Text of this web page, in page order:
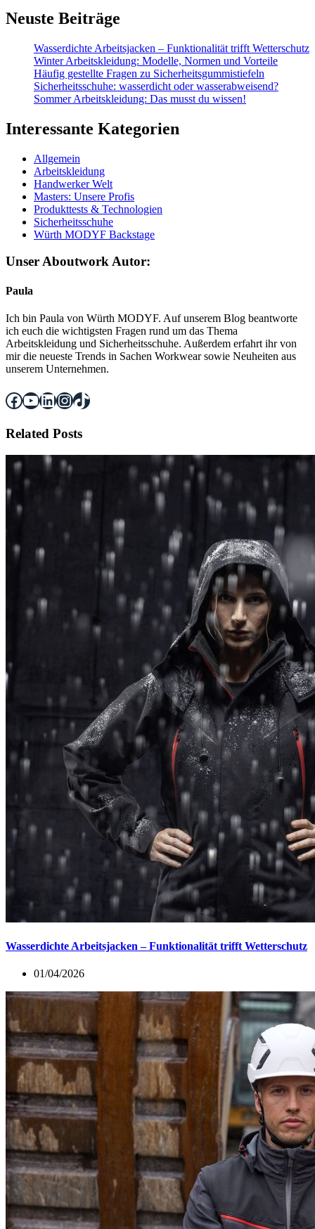
Neuste Beiträge
Wasserdichte Arbeitsjacken – Funktionalität trifft Wetterschutz
Winter Arbeitskleidung: Modelle, Normen und Vorteile
Häufig gestellte Fragen zu Sicherheitsgummistiefeln
Sicherheitsschuhe: wasserdicht oder wasserabweisend?
Sommer Arbeitskleidung: Das musst du wissen!
Interessante Kategorien
Allgemein
Arbeitskleidung
Handwerker Welt
Masters: Unsere Profis
Produkttests & Technologien
Sicherheitsschuhe
Würth MODYF Backstage
Unser Aboutwork Autor:
Paula
Ich bin Paula von Würth MODYF. Auf unserem Blog beantworte
ich euch die wichtigsten Fragen rund um das Thema
Arbeitskleidung und Sicherheitsschuhe. Außerdem erfahrt ihr von
mir die neueste Trends in Sachen Workwear sowie Neuheiten aus
unserem Unternehmen.
Facebook
YouTube
LinkedIn
Instagram
TikTok
Related Posts
Wasserdichte Arbeitsjacken – Funktionalität trifft Wetterschutz
01/04/2026